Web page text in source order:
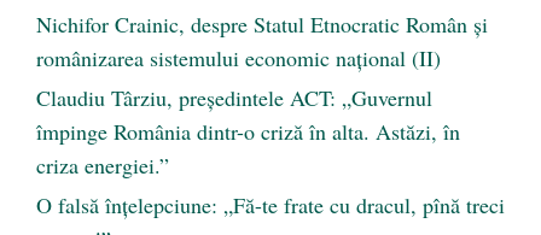
Nichifor Crainic, despre Statul Etnocratic Român şi
românizarea sistemului economic naţional (II)
Claudiu Târziu, președintele ACT: „Guvernul
împinge România dintr-o criză în alta. Astăzi, în
criza energiei.”
O falsă înțelepciune: „Fă-te frate cu dracul, pînă treci